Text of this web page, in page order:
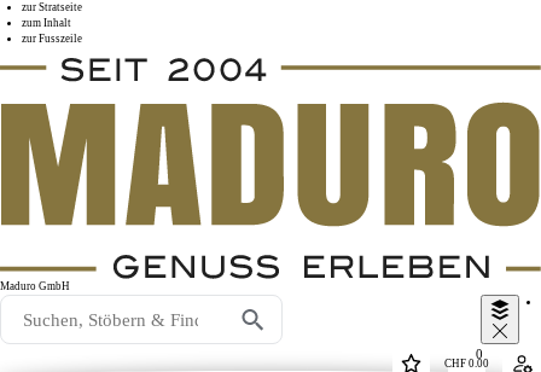
zur Stratseite
zum Inhalt
zur Fusszeile
Maduro GmbH
CHF0.00
0